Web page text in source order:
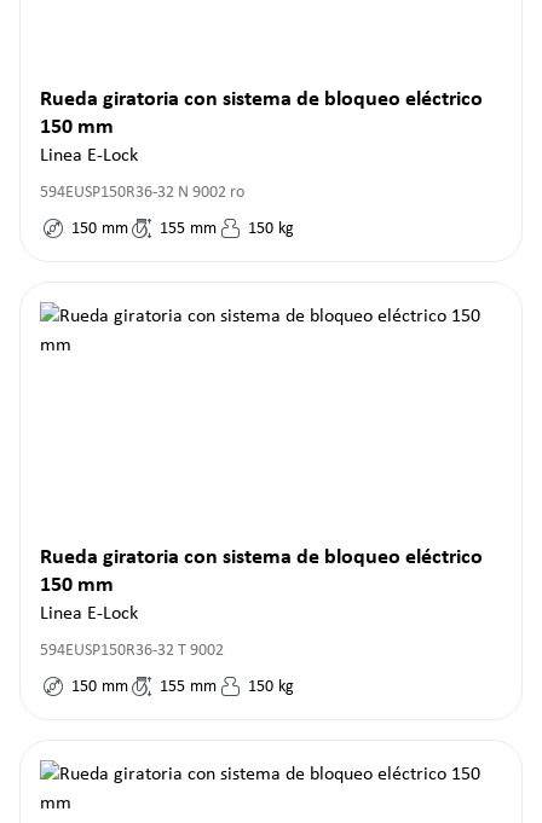
Rueda giratoria con sistema de bloqueo eléctrico
150 mm
Linea E-Lock
594EUSP150R36-32 N 9002 ro
150 mm 155 mm 150 kg
Rueda giratoria con sistema de bloqueo eléctrico
150 mm
Linea E-Lock
594EUSP150R36-32 T 9002
150 mm 155 mm 150 kg